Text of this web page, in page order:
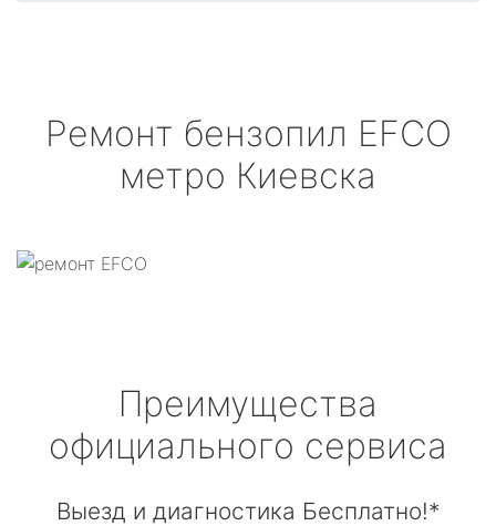
Ремонт бензопил EFCO
метро Киевска
Преимущества
официального сервиса
Выезд и диагностика Бесплатно!*